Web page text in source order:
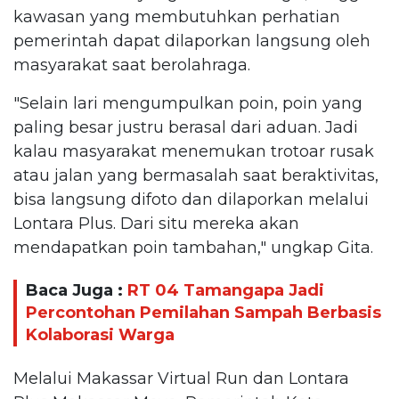
kawasan yang membutuhkan perhatian
pemerintah dapat dilaporkan langsung oleh
masyarakat saat berolahraga.
"Selain lari mengumpulkan poin, poin yang
paling besar justru berasal dari aduan. Jadi
kalau masyarakat menemukan trotoar rusak
atau jalan yang bermasalah saat beraktivitas,
bisa langsung difoto dan dilaporkan melalui
Lontara Plus. Dari situ mereka akan
mendapatkan poin tambahan," ungkap Gita.
Baca Juga : RT 04 Tamangapa Jadi
Percontohan Pemilahan Sampah Berbasis
Kolaborasi Warga
Melalui Makassar Virtual Run dan Lontara